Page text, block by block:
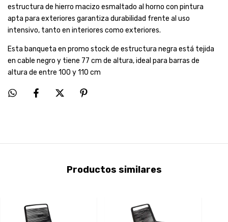
estructura de hierro macizo esmaltado al horno con pintura
apta para exteriores garantiza durabilidad frente al uso
intensivo, tanto en interiores como exteriores.
Esta banqueta en promo stock de estructura negra está tejida
en cable negro y tiene 77 cm de altura, ideal para barras de
altura de entre 100 y 110 cm
Productos similares